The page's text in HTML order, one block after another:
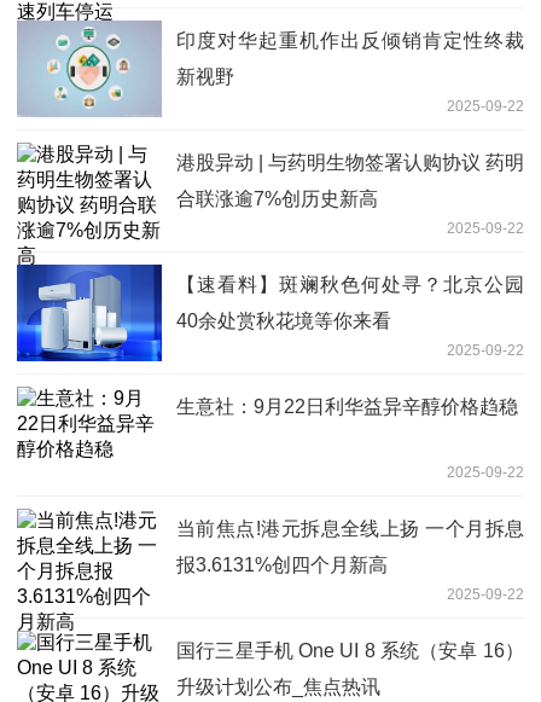
印度对华起重机作出反倾销肯定性终裁
新视野
2025-09-22
港股异动 | 与药明生物签署认购协议 药明
合联涨逾7%创历史新高
2025-09-22
【速看料】斑斓秋色何处寻？北京公园
40余处赏秋花境等你来看
2025-09-22
生意社：9月22日利华益异辛醇价格趋稳
2025-09-22
当前焦点!港元拆息全线上扬 一个月拆息
报3.6131%创四个月新高
2025-09-22
国行三星手机 One UI 8 系统（安卓 16）
升级计划公布_焦点热讯